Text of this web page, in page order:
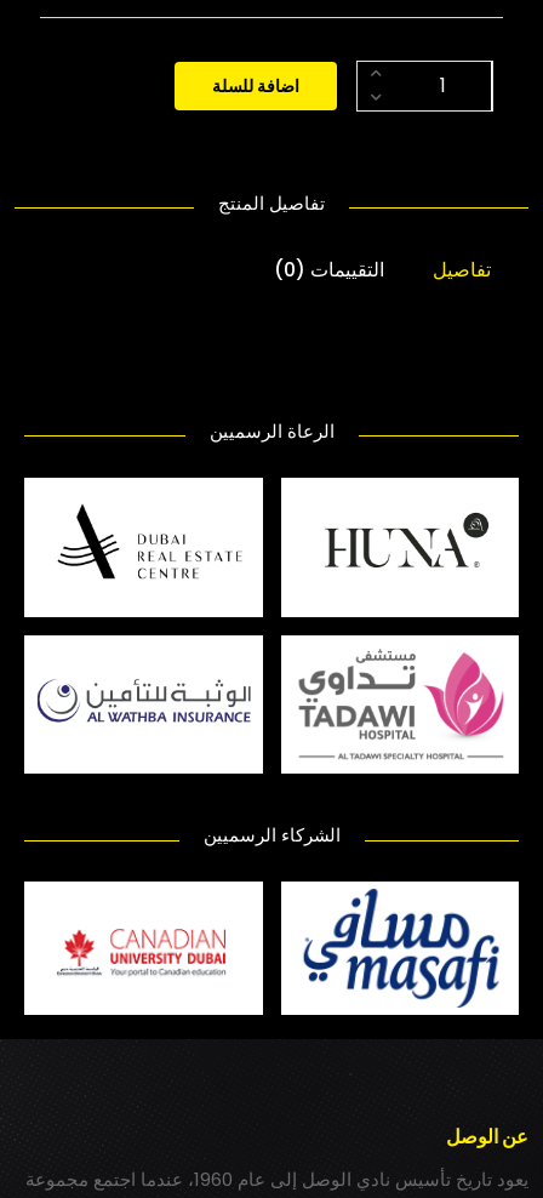
اضافة للسلة
تفاصيل المنتج
تفاصيل التقييمات (0)
الرعاة الرسميين
الشركاء الرسميين
عن الوصل
يعود تاريخ تأسيس نادي الوصل إلى عام 1960، عندما اجتمع مجموعة